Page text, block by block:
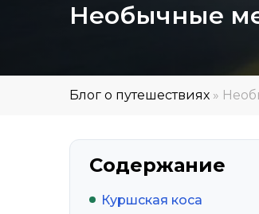
Необычные
Блог о путешествиях »
Содержание
Куршская коса